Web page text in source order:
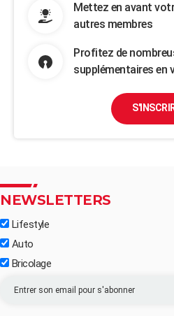
Mettez en avant
autres membres
Profitez de
supplémentaires en
NEWSLETTERS
Lifestyle
Auto
Bricolage